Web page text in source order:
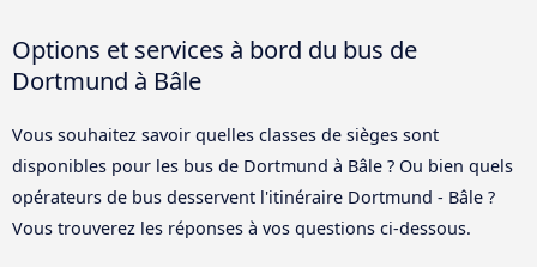
Options et services à bord du bus de
Dortmund à Bâle
Vous souhaitez savoir quelles classes de sièges sont
disponibles pour les bus de Dortmund à Bâle ? Ou bien quels
opérateurs de bus desservent l'itinéraire Dortmund - Bâle ?
Vous trouverez les réponses à vos questions ci-dessous.